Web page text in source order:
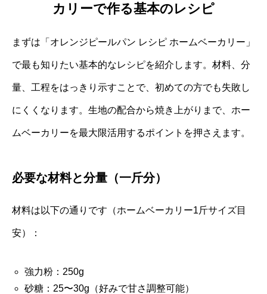
カリーで作る基本のレシピ
まずは「オレンジピールパン レシピ ホームベーカリー」
で最も知りたい基本的なレシピを紹介します。材料、分
量、工程をはっきり示すことで、初めての方でも失敗し
にくくなります。生地の配合から焼き上がりまで、ホー
ムベーカリーを最大限活用するポイントを押さえます。
必要な材料と分量（一斤分）
材料は以下の通りです（ホームベーカリー1斤サイズ目
安）：
強力粉：250g
砂糖：25〜30g（好みで甘さ調整可能）